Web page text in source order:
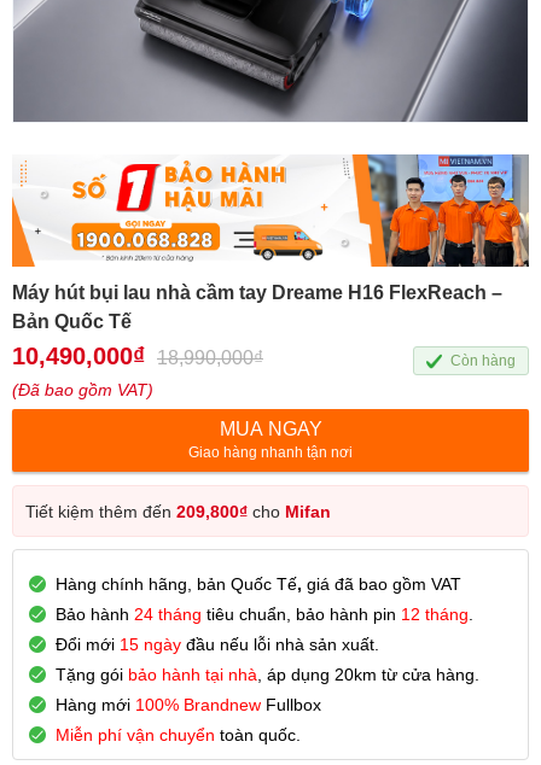
Máy hút bụi lau nhà cầm tay Dreame H16 FlexReach –
Bản Quốc Tế
10,490,000₫ 18,990,000₫
(Đã bao gồm VAT)
Còn hàng
MUA NGAY
Giao hàng nhanh tận nơi
Tiết kiệm thêm đến 209,800₫ cho Mifan
Hàng chính hãng, bản Quốc Tế, giá đã bao gồm VAT
Bảo hành 24 tháng tiêu chuẩn, bảo hành pin 12 tháng.
Đổi mới 15 ngày đầu nếu lỗi nhà sản xuất.
Tặng gói bảo hành tại nhà, áp dụng 20km từ cửa hàng.
Hàng mới 100% Brandnew Fullbox
Miễn phí vận chuyển toàn quốc.